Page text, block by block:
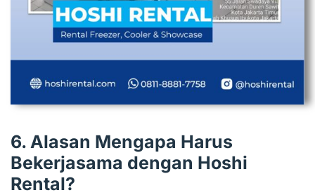
6. Alasan Mengapa Harus
Bekerjasama dengan Hoshi
Rental?